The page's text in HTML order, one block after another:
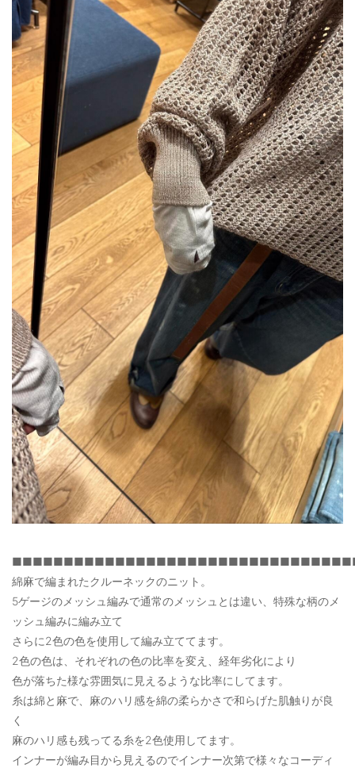
綿麻で編まれたクルーネックのニット。
5ゲージのメッシュ編みで通常のメッシュとは違い、特殊な柄のメ
ッシュ編みに編み立て
さらに2色の色を使用して編み立ててます。
2色の色は、それぞれの色の比率を変え、経年劣化により
色が落ちた様な雰囲気に見えるような比率にしてます。
糸は綿と麻で、麻のハリ感を綿の柔らかさで和らげた肌触りが良
く
麻のハリ感も残ってる糸を2色使用してます。
インナーが編み目から見えるのでインナー次第で様々なコーディ